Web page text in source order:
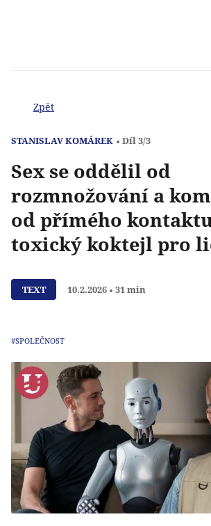
Zpět
STANISLAV KOMÁREK Díl 3/3
Sex se oddělil od
rozmnožování a
od přímého
toxický koktejl pro
TEXT 10.2.2026 31 min
#SPOLEČNOST